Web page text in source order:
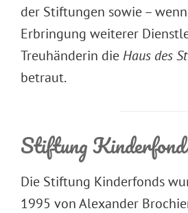
der Stiftungen sowie –
Erbringung weiterer
Treuhänderin die Haus des
betraut.
Stiftung
Die Stiftung Kinderfonds
1995 von Alexander